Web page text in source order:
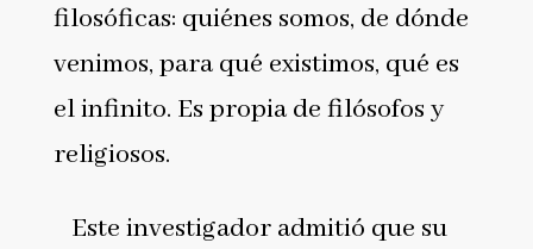
filosóficas: quiénes somos, de dónde
venimos, para qué existimos, qué es
el infinito. Es propia de filósofos y
religiosos.
Este investigador admitió que su